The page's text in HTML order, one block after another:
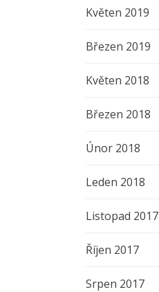
Květen 2019
Březen 2019
Květen 2018
Březen 2018
Únor 2018
Leden 2018
Listopad 2017
Říjen 2017
Srpen 2017